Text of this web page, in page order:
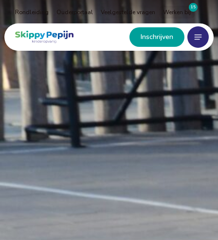
Rondleiding Ouderportaal Veelgestelde vragen Werken bij
15
Home Inschrijven
Menu